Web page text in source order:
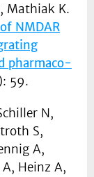
Mathiak K.
NMDAR
pharmaco-
59.
N,
S,
A,
Heinz A,